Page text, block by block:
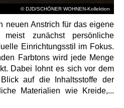
© DJD/SCHÖNER WOHNEN-Kollektion
neuen Anstrich für das eigene
zunächst persönliche
Einrichtungsstil im Fokus.
Farbtons wird jede Menge
Dabei lohnt es sich vor dem
auf die Inhaltsstoffe der
Materialien wie Kreide,...